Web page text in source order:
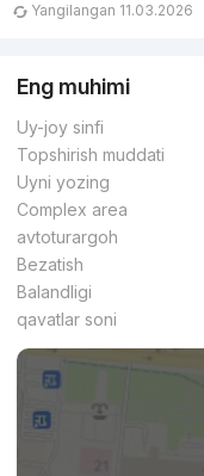
Yangilangan 11.03.2026
Eng muhimi
Uy-joy sinfi
Topshirish muddati
Uyni yozing
Complex area
avtoturargoh
Bezatish
Balandligi
qavatlar soni